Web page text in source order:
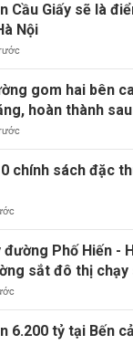
Cầu Giấy sẽ là
Nội
gom hai bên
hoàn thành
chính sách đặc
đường Phố Hiến -
sắt đô thị
6.200 tỷ tại Bến